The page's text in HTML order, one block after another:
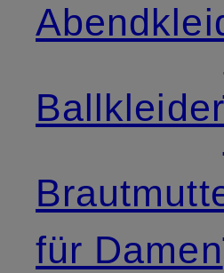
Ballkleider
für Damen